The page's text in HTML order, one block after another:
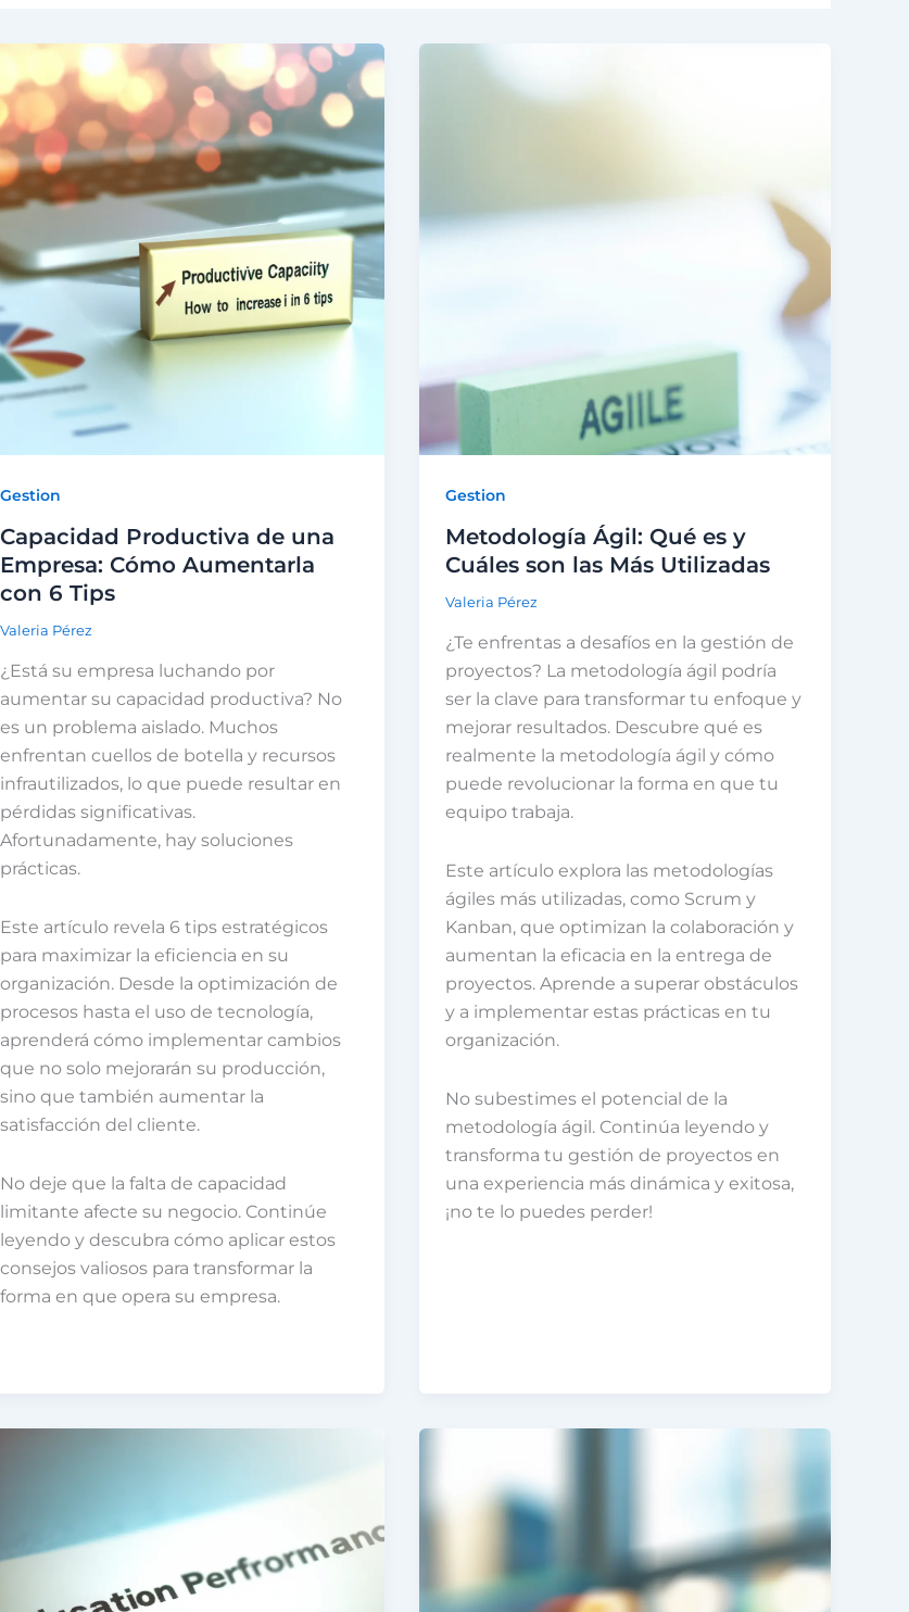
Gestion
Capacidad Productiva de una
Empresa: Cómo Aumentarla
con 6 Tips
Valeria Pérez
¿Está su empresa luchando por
aumentar su capacidad productiva? No
es un problema aislado. Muchos
enfrentan cuellos de botella y recursos
infrautilizados, lo que puede resultar en
pérdidas significativas.
Afortunadamente, hay soluciones
prácticas.
Este artículo revela 6 tips estratégicos
para maximizar la eficiencia en su
organización. Desde la optimización de
procesos hasta el uso de tecnología,
aprenderá cómo implementar cambios
que no solo mejorarán su producción,
sino que también aumentar la
satisfacción del cliente.
No deje que la falta de capacidad
limitante afecte su negocio. Continúe
leyendo y descubra cómo aplicar estos
consejos valiosos para transformar la
forma en que opera su empresa.
Gestion
Metodología Ágil: Qué es y
Cuáles son las Más Utilizadas
Valeria Pérez
¿Te enfrentas a desafíos en la gestión de
proyectos? La metodología ágil podría
ser la clave para transformar tu enfoque y
mejorar resultados. Descubre qué es
realmente la metodología ágil y cómo
puede revolucionar la forma en que tu
equipo trabaja.
Este artículo explora las metodologías
ágiles más utilizadas, como Scrum y
Kanban, que optimizan la colaboración y
aumentan la eficacia en la entrega de
proyectos. Aprende a superar obstáculos
y a implementar estas prácticas en tu
organización.
No subestimes el potencial de la
metodología ágil. Continúa leyendo y
transforma tu gestión de proyectos en
una experiencia más dinámica y exitosa,
¡no te lo puedes perder!